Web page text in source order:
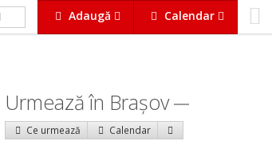
Adaugă Calendar
Urmează în Braşov
Ce urmează Calendar